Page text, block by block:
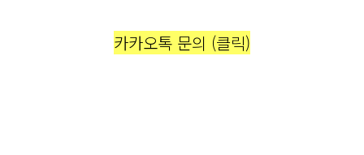
카카오톡 문의 (클릭)